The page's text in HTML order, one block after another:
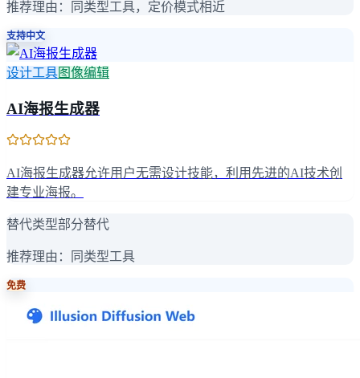
推荐理由： 同类型工具，定价模式相近
支持中文
设计工具图像编辑
AI海报生成器
AI海报生成器允许用户无需设计技能，利用先进的AI技术创
建专业海报。
替代类型部分替代
推荐理由： 同类型工具
免费